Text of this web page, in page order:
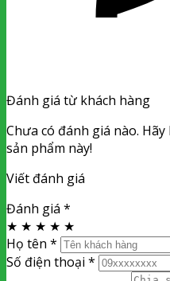
Đánh giá từ khách hàng
Chưa có đánh giá nào.
sản phẩm này!
Viết đánh giá
Đánh giá *
★ ★ ★ ★ ★
Họ tên *
Số điện thoại *